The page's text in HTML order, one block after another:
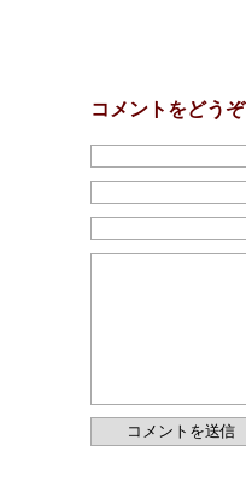
コメントをどうぞ